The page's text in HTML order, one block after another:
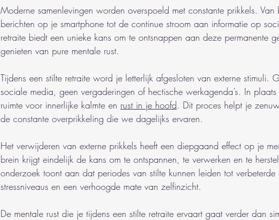
Moderne samenlevingen worden overspoeld met constante prikkels. Van
berichten op je smartphone tot de continue stroom aan informatie op
retraite biedt een unieke kans om te ontsnappen aan deze permanente
genieten van pure mentale rust.
Tijdens een stilte retraite word je letterlijk afgesloten van externe stimuli.
sociale media, geen vergaderingen of hectische werkagenda’s. In
ruimte voor innerlijke kalmte en rust in je hoofd. Dit proces helpt je
de constante overprikkeling die we dagelijks ervaren.
Het verwijderen van externe prikkels heeft een diepgaand effect op je
brein krijgt eindelijk de kans om te ontspannen, te verwerken en te
onderzoek toont aan dat periodes van stilte kunnen leiden tot
stressniveaus en een verhoogde mate van zelfinzicht.
De mentale rust die je tijdens een stilte retraite ervaart gaat verder dan